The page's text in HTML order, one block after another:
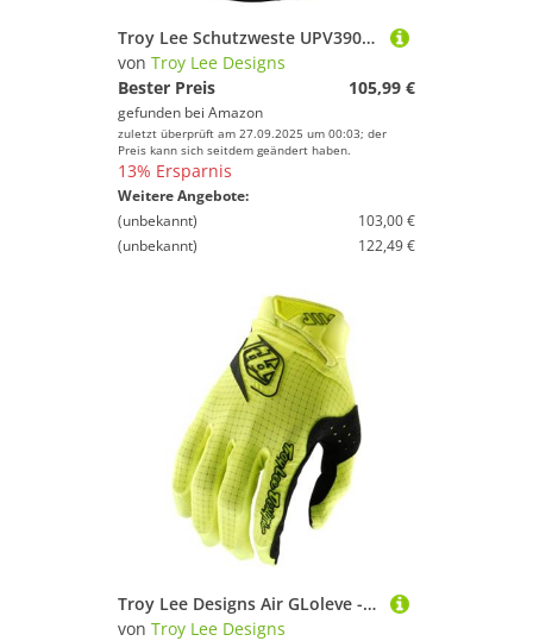
Troy Lee Schutzweste UPV3900-HW MY16, Unisex, UPV3900-HW MY16, schwarz, XL
von Troy Lee Designs
Bester Preis
105,99 €
gefunden bei Amazon
zuletzt überprüft am 27.09.2025 um 00:03; der
Preis kann sich seitdem geändert haben.
13% Ersparnis
Weitere Angebote:
(unbekannt)
103,00 €
(unbekannt)
122,49 €
Troy Lee Designs Air GLoleve - Men's, Mono FLole YelLolew, XL
von Troy Lee Designs